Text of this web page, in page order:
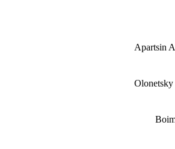
Apartsin
Olonetsky